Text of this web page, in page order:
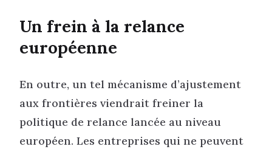
Un frein à la relance
européenne
En outre, un tel mécanisme d’ajustement
aux frontières viendrait freiner la
politique de relance lancée au niveau
européen. Les entreprises qui ne peuvent